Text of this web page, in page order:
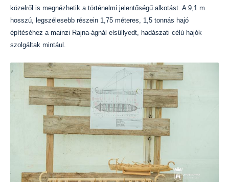
közelről is megnézhetik a történelmi jelentőségű alkotást. A 9,1 m
hosszú, legszélesebb részein 1,75 méteres, 1,5 tonnás hajó
építéséhez a mainzi Rajna-ágnál elsüllyedt, hadászati célú hajók
szolgáltak mintául.